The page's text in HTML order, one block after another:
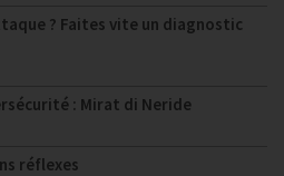
? Faites vite un diagnostic
: Mirat di Neride
réflexes